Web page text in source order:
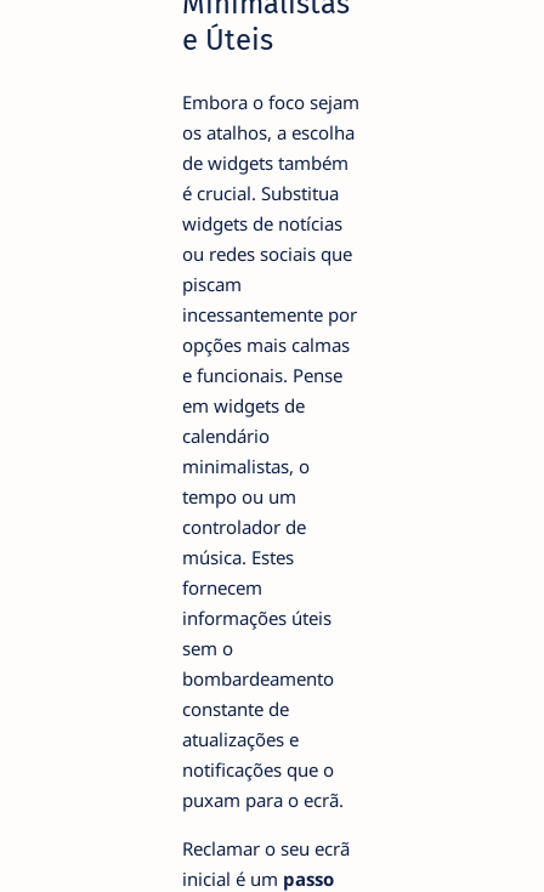
e Úteis
Embora o foco sejam
os atalhos, a escolha
de widgets também
é crucial. Substitua
widgets de notícias
ou redes sociais que
piscam
incessantemente por
opções mais calmas
e funcionais. Pense
em widgets de
calendário
minimalistas, o
tempo ou um
controlador de
música. Estes
fornecem
informações úteis
sem o
bombardeamento
constante de
atualizações e
notificações que o
puxam para o ecrã.
Reclamar o seu ecrã
inicial é um passo